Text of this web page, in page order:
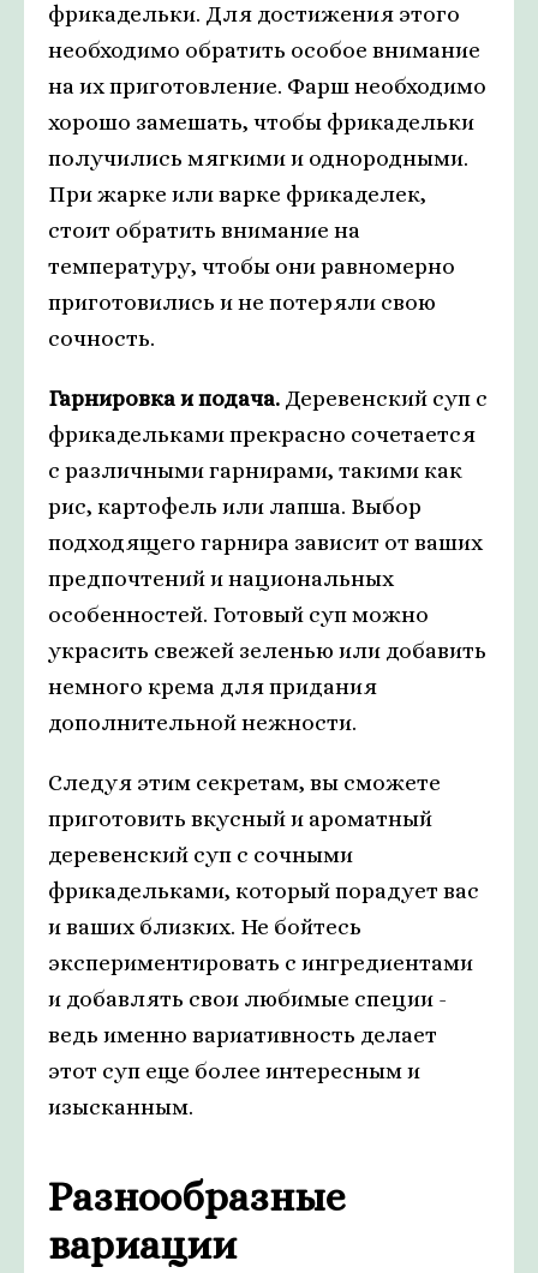
фрикадельки. Для достижения этого
необходимо обратить особое внимание
на их приготовление. Фарш необходимо
хорошо замешать, чтобы фрикадельки
получились мягкими и однородными.
При жарке или варке фрикаделек,
стоит обратить внимание на
температуру, чтобы они равномерно
приготовились и не потеряли свою
сочность.
Гарнировка и подача. Деревенский суп с
фрикадельками прекрасно сочетается
с различными гарнирами, такими как
рис, картофель или лапша. Выбор
подходящего гарнира зависит от ваших
предпочтений и национальных
особенностей. Готовый суп можно
украсить свежей зеленью или добавить
немного крема для придания
дополнительной нежности.
Следуя этим секретам, вы сможете
приготовить вкусный и ароматный
деревенский суп с сочными
фрикадельками, который порадует вас
и ваших близких. Не бойтесь
экспериментировать с ингредиентами
и добавлять свои любимые специи -
ведь именно вариативность делает
этот суп еще более интересным и
изысканным.
Разнообразные
вариации